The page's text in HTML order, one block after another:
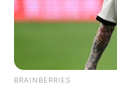
BRAINBERRIES